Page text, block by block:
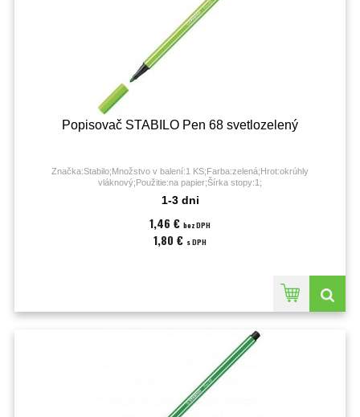
Popisovač STABILO Pen 68 svetlozelený
Značka:Stabilo;Množstvo v balení:1 KS;Farba:zelená;Hrot:okrúhly
vláknový;Použitie:na papier;Šírka stopy:1;
1-3 dni
1,46 € bez DPH
1,80 € s DPH